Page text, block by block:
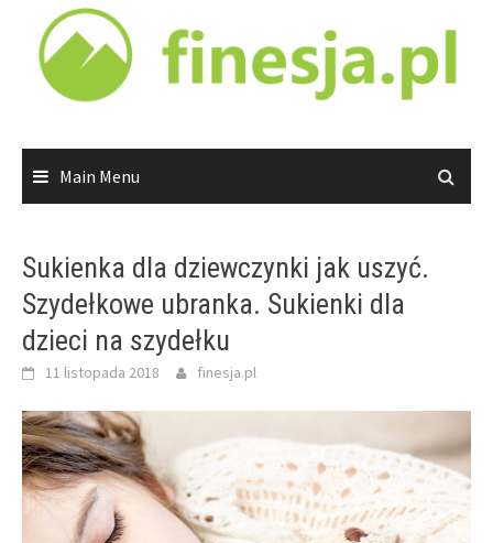
content
Main Menu
Sukienka dla dziewczynki jak uszyć.
Szydełkowe ubranka. Sukienki dla
dzieci na szydełku
11 listopada 2018 finesja.pl